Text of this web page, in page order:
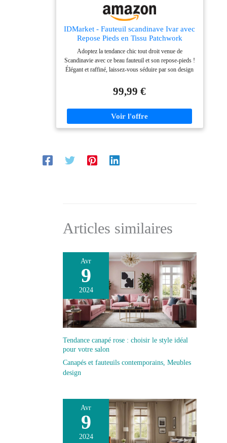
IDMarket - Fauteuil scandinave Ivar avec
Repose Pieds en Tissu Patchwork
Multicouleurs
Adoptez la tendance chic tout droit venue de
Scandinavie avec ce beau fauteuil et son repose-pieds !
Élégant et raffiné, laissez-vous séduire par son design
mélange entre élégance et confort, le fauteuil IVAR
saura s'intégrer dans toutes les pièces Revêtement en
Dimensions totales : Longueur 58 cm x largeur 67 cm
x Hauteur 94,5 cm - 4 pieds en bois inclinés
99,99 €
Articles similaires
Avr
9
2024
Tendance canapé rose : choisir le style idéal
pour votre salon
Canapés et fauteuils contemporains, Meubles
design
Avr
9
2024